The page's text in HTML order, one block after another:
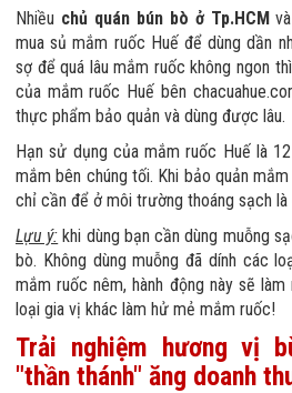
Nhiều chủ quán bún bò ở Tp.HCMvà
mua sủ mắm ruốc Huế để dùng dần
sợ để quá lâu mắm ruốc không ngon
của mắm ruốc Huế bên
thực phẩm bảo quản và dùng được lâu.
Hạn sử dụng của mắm ruốc Huế là
mắm bên chúng tối. Khi bảo quản
chỉ cần để ở môi trường thoáng sạch là
Lựu ý: khi dùng bạn cần dùng muỗng
bò. Không dùng muỗng đã dính các
mắm ruốc nêm, hành động này sẽ
loại gia vị khác làm hử mẻ mắm ruốc!
Trải nghiệm hương vị
"thần thánh" ăng doanh